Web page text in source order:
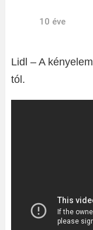
10 éve
Lidl – A
tól.